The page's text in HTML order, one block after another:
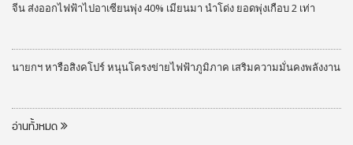
จีน ส่งออกไฟฟ้าไปอาเซียนพุ่ง 40% เมียนมา นำโด่ง ยอดพุ่งเกือบ 2 เท่า
นายกฯ หารือสิงคโปร์ หนุนโครงข่ายไฟฟ้าภูมิภาค เสริมความมั่นคงพลังงาน
อ่านทั้งหมด